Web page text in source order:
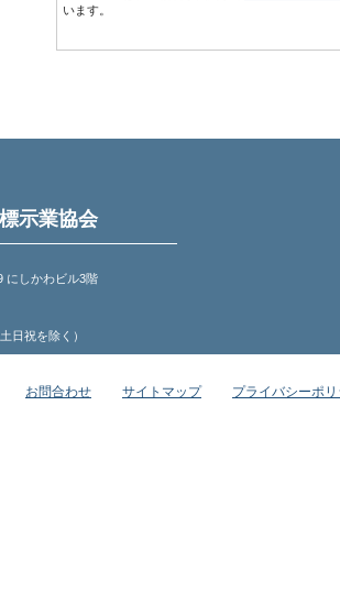
います。
示業協会
にしかわビル3階
日祝を除く）
お問合わせ サイトマップ プライバシーポ